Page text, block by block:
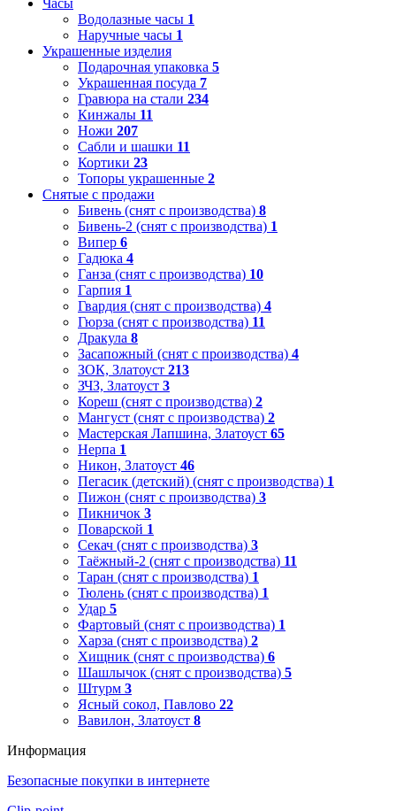
Часы
Водолазные часы 1
Наручные часы 1
Украшенные изделия
Подарочная упаковка 5
Украшенная посуда 7
Гравюра на стали 234
Кинжалы 11
Ножи 207
Сабли и шашки 11
Кортики 23
Топоры украшенные 2
Снятые с продажи
Бивень (снят с производства) 8
Бивень-2 (снят с производства) 1
Випер 6
Гадюка 4
Ганза (снят с производства) 10
Гарпия 1
Гвардия (снят с производства) 4
Гюрза (снят с производства) 11
Дракула 8
Засапожный (снят с производства) 4
ЗОК, Златоуст 213
ЗЧЗ, Златоуст 3
Кореш (снят с производства) 2
Мангуст (снят с производства) 2
Мастерская Лапшина, Златоуст 65
Нерпа 1
Никон, Златоуст 46
Пегасик (детский) (снят с производства) 1
Пижон (снят с производства) 3
Пикничок 3
Поварской 1
Секач (снят с производства) 3
Таёжный-2 (снят с производства) 11
Таран (снят с производства) 1
Тюлень (снят с производства) 1
Удар 5
Фартовый (снят с производства) 1
Харза (снят с производства) 2
Хищник (снят с производства) 6
Шашлычок (снят с производства) 5
Штурм 3
Ясный сокол, Павлово 22
Вавилон, Златоуст 8
Информация
Безопасные покупки в интернете